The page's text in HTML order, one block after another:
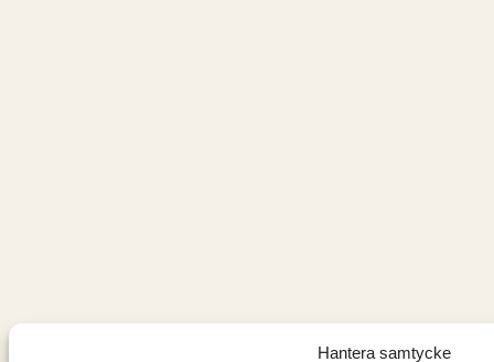
Hantera samtycke